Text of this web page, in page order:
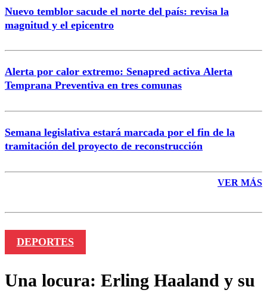
Nuevo temblor sacude el norte del país: revisa la
magnitud y el epicentro
Alerta por calor extremo: Senapred activa Alerta
Temprana Preventiva en tres comunas
Semana legislativa estará marcada por el fin de la
tramitación del proyecto de reconstrucción
VER MÁS
DEPORTES
Una locura: Erling Haaland y su